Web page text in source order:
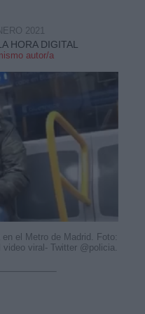
HORA DIGITAL
autor/a
2021
el Metro de Madrid. Foto:
video viral- Twitter @policia.